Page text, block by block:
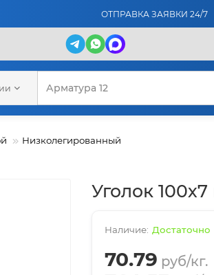
ОТПРАВКА ЗАЯВКИ 24/7
Низколегированный
Уголок
Достаточно
70.79 руб/кг.